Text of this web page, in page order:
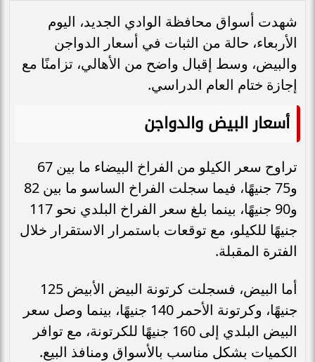
شهدت أسواق محافظة الوادي الجديد، اليوم
الأربعاء، حالة من الثبات في أسعار الدواجن
والبيض، وسط إقبال واضح من الأهالي، تزامنًا مع
إجازة ختام العام الدراسي.
أسعار البيض والدواجن
تراوح سعر الكيلو من الفراخ البيضاء ما بين 67
و75 جنيهًا، فيما سجلت الفراخ الساسو ما بين 82
و90 جنيهًا، بينما بلغ سعر الفراخ البلدي نحو 117
جنيهًا للكيلو، مع توقعات باستمرار الاستقرار خلال
الفترة المقبلة.
أما البيض، فسجلت كرتونة البيض الأبيض 125
جنيهًا، وكرتونة الأحمر 140 جنيهًا، بينما وصل سعر
البيض البلدي إلى 160 جنيهًا للكرتونة، مع توافر
الكميات بشكل مناسب بالأسواق ومنافذ البيع.